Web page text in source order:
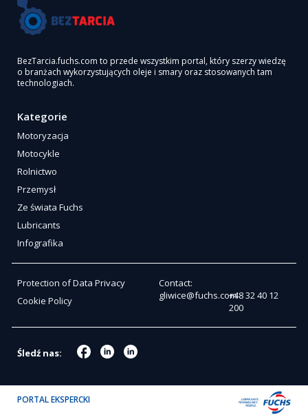
BezTarcia.fuchs.com to przede wszystkim portal, który szerzy wiedzę
o branżach wykorzystujących oleje i smary oraz stosowanych tam
technologiach.
Kategorie
Motoryzacja
Motocykle
Rolnictwo
Przemysł
Ze świata Fuchs
Lubricants
Infografika
Protection of Data Privacy
Cookie Policy
Contact:
gliwice@fuchs.com+48 32 40 12
200
Śledź nas:
PORTAL EKSPERCKI